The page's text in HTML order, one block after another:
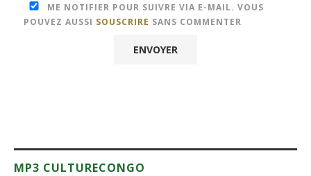
ME NOTIFIER POUR SUIVRE VIA E-MAIL. VOUS
POUVEZ AUSSI SOUSCRIRE SANS COMMENTER
MP3 CULTURECONGO